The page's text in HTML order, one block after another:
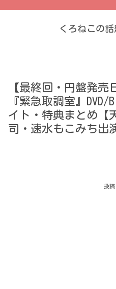
くろねこの
【最終回・円盤発売
『緊急取調室』
イト・特典まとめ【
司・速水もこみち出